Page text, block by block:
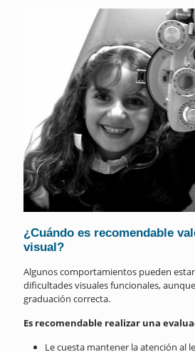
¿Cuándo es recomendable
visual?
Algunos comportamientos pueden
dificultades visuales funcionales,
graduación correcta.
Es recomendable realizar una
Le cuesta mantener la atención al